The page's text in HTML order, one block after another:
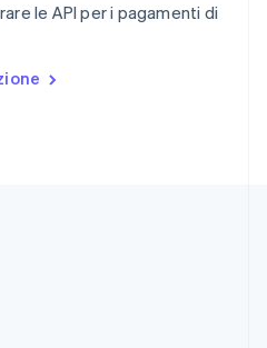
le API per i pagamenti di